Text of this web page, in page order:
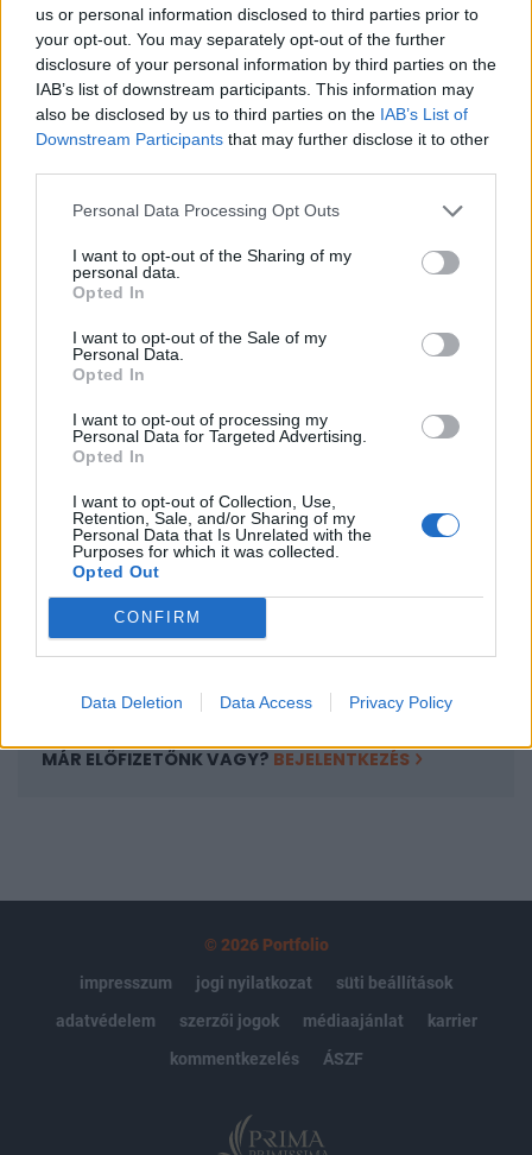
us or personal information disclosed to third parties prior to
your opt-out. You may separately opt-out of the further
disclosure of your personal information by third parties on the
IAB’s list of downstream participants. This information may
also be disclosed by us to third parties on the IAB’s List of
Downstream Participants that may further disclose it to other
Personal Data Processing Opt Outs
I want to opt-out of the Sharing of my
personal data.
Opted In
I want to opt-out of the Sale of my
Personal Data.
Opted In
I want to opt-out of processing my
Personal Data for Targeted Advertising.
Opted In
I want to opt-out of Collection, Use,
Retention, Sale, and/or Sharing of my
Personal Data that Is Unrelated with the
Purposes for which it was collected.
Opted Out
CONFIRM
Data Deletion Data Access Privacy Policy
behálózó internetet (world wide web), most
azonban úgy látja, az eredetileg elképzelt
nagyszerű találmánnyal három nagy gond is akad.
Financial IT and Disruptive Technologies 2019Hasonló
eljönni!Információ és jelentkezés 1989-ben jósolta meg az
később pedig már jól látszik: az internet az egész világot
fenekestül felforgatta. Ugyanakkor Berners...
KEDVES OLVASÓNK!
A keresett cikk a portfolio.hu hírarchívumához
tartozik, melynek olvasása előfizetéses
Az előfizetés a következőket tartalmazza:
Portfolio.hu teljes cikkarchívum
Kötéslisták: BÉT elmúlt 2 év napon belüli
kötéslistái
MÁR ELŐFIZETŐNK VAGY? BEJELENTKEZÉS
© 2026 Portfolio
impresszum
jogi nyilatkozat
süti beállítások
adatvédelem
szerzői jogok médiaajánlat
karrier
kommentkezelés
ÁSZF